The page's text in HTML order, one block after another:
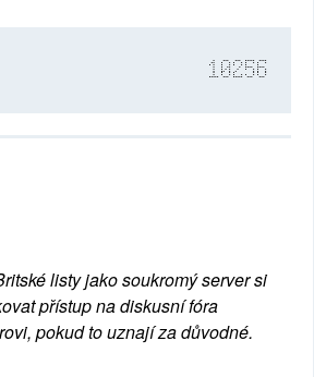
10256
listy jako soukromý server si
přístup na diskusní fóra
pokud to uznají za důvodné.